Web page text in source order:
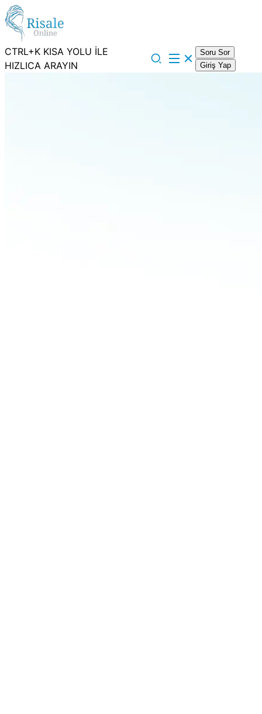
CTRL+K KISA YOLU İLE
HIZLICA ARAYIN
Soru Sor
Giriş Yap